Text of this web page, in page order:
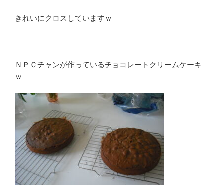
きれいにクロスしていますｗ
ＮＰＣチャンが作っているチョコレートクリームケーキ
ｗ